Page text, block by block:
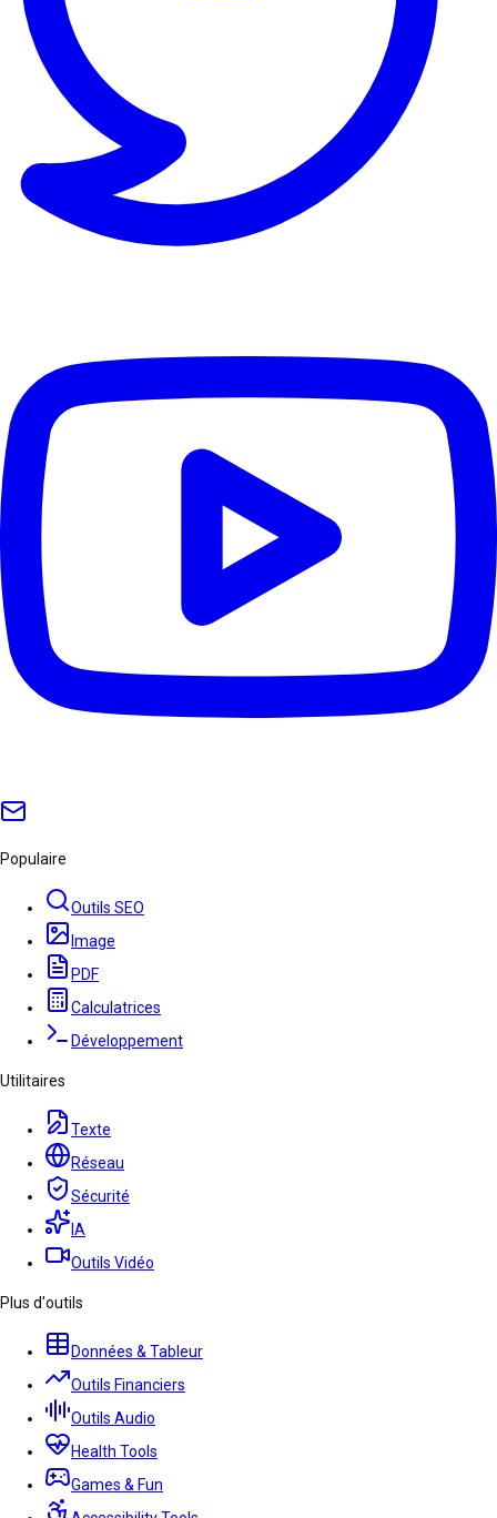
Populaire
Outils SEO
Image
PDF
Calculatrices
Développement
Utilitaires
Texte
Réseau
Sécurité
IA
Outils Vidéo
Plus d'outils
Données & Tableur
Outils Financiers
Outils Audio
Health Tools
Games & Fun